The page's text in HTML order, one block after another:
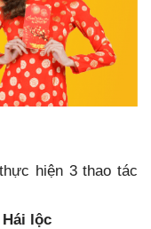
hiện 3 thao tác
lộc